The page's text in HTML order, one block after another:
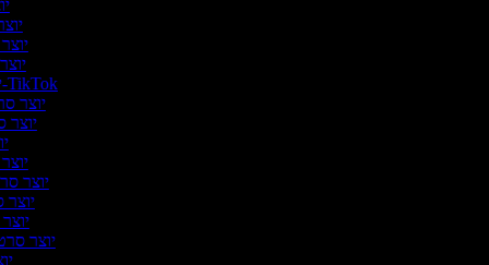
יוצר סרטונים ל-TikTok
יוצר
יוצר
יוצר
יוצר
יוצר